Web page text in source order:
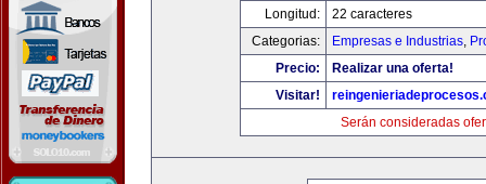
Longitud:
22 caracteres
Categorias:
Empresas e Industrias,
Precio:
Realizar una oferta!
Visitar!
Serán consideradas